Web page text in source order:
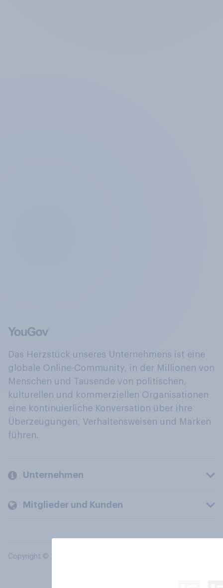
Das Herzstück unseres Unternehmens ist eine
globale Online-Community, in der Millionen von
Menschen und Tausende von politischen,
kulturellen und kommerziellen Organisationen
eine kontinuierliche Konversation über ihre
Überzeugungen, Verhaltensweisen und Marken
führen.
Unternehmen
Mitglieder und Kunden
Copyright © 2026 YouGov PLC. Alle Rechte vorbehalten.